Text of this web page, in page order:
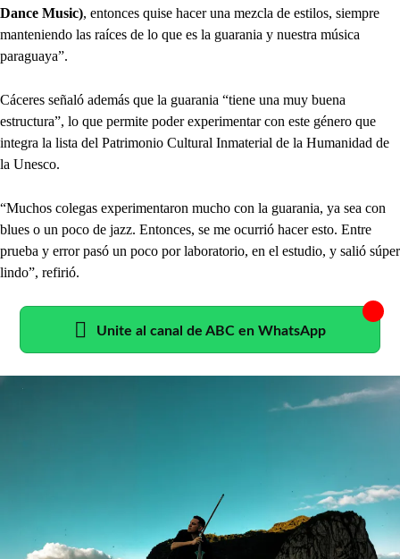
Dance Music), entonces quise hacer una mezcla de estilos, siempre
manteniendo las raíces de lo que es la guarania y nuestra música
paraguaya”.
Cáceres señaló además que la guarania “tiene una muy buena
estructura”, lo que permite poder experimentar con este género que
integra la lista del Patrimonio Cultural Inmaterial de la Humanidad de
la Unesco.
“Muchos colegas experimentaron mucho con la guarania, ya sea con
blues o un poco de jazz. Entonces, se me ocurrió hacer esto. Entre
prueba y error pasó un poco por laboratorio, en el estudio, y salió súper
lindo”, refirió.
Unite al canal de ABC en WhatsApp